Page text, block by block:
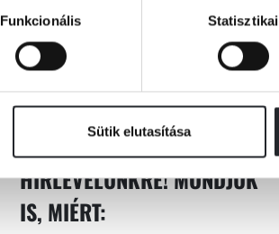
Funkcionális Statisztikai
Sütik elutasítása
MÁR IDÁIG LEGÖRGETTÉL?
AKKOR IRATKOZZ FEL
HÍRLEVELÜNKRE! MONDJUK
IS, MIÉRT: